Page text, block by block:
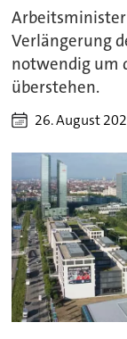
Verlängerung
notwendig um
überstehen.
26. August